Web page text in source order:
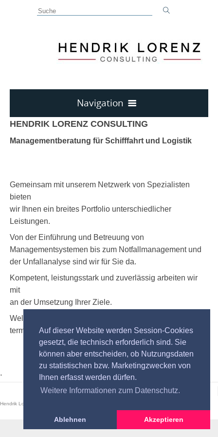
Auf dieser Website werden Session-Cookies
gesetzt, die technisch erforderlich sind. Sie
können aber entscheiden, ob Nutzungsdaten
zu statistischen bzw. Marketingzwecken von
Ihnen erfasst werden dürfen.
Weitere Informationen zum Datenschutz.
Ablehnen Akzeptieren
Navigation
Deutsch
willkommen
Impressum
Intern
HENDRIK LORENZ CONSULTING
Managementberatung für Schifffahrt und Logistik
Gemeinsam mit unserem Netzwerk von Spezialisten
bieten
wir Ihnen ein breites Portfolio unterschiedlicher
Leistungen.
Von der Einführung und Betreuung von
Managementsystemen bis zum Notfallmanagement und
der Unfallanalyse sind wir für Sie da.
Kompetent, leistungsstark und zuverlässig arbeiten wir
mit
an der Umsetzung Ihrer Ziele.
Weltweit – interkulturell – auf Ihre Anforderung –
termingerecht
.
Hendrik Lorenz - Neptunweg 8- 47443 Moers